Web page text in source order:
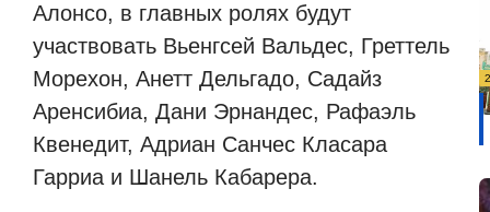
Алонсо, в главных ролях будут
участвовать Вьенгсей Вальдес, Греттель
Морехон, Анетт Дельгадо, Садайз
Аренсибиа, Дани Эрнандес, Рафаэль
Квенедит, Адриан Санчес Класара
Гарриа и Шанель Кабарера.